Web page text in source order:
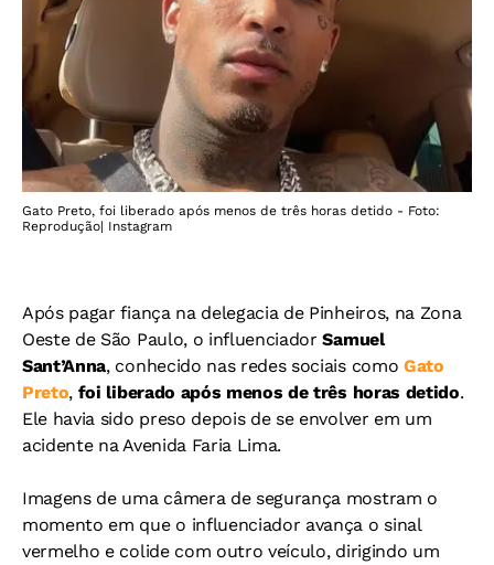
Gato Preto, foi liberado após menos de três horas detido - Foto:
Reprodução| Instagram
Após pagar fiança na delegacia de Pinheiros, na Zona
Oeste de São Paulo, o influenciadorSamuel
Sant’Anna, conhecido nas redes sociais como Gato
Preto, foi liberado após menos de três horas detido.
Ele havia sido preso depois de se envolver em um
acidente na Avenida Faria Lima.
Imagens de uma câmera de segurança mostram o
momento em que o influenciador avança o sinal
vermelho e colide com outro veículo, dirigindo um